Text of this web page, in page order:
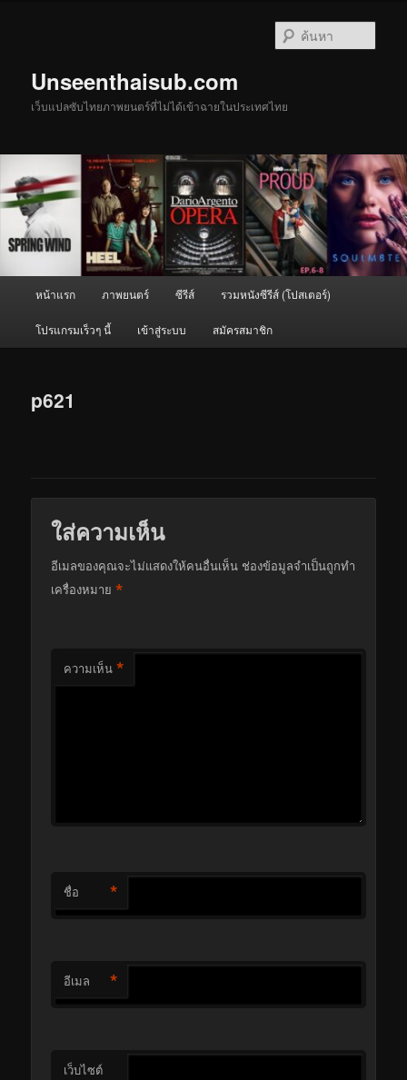
Unseenthaisub.com
เว็บแปลซับไทยภาพยนตร์ที่ไม่ได้เข้าฉายในประเทศไทย
หน้าแรก ภาพยนตร์ ซีรีส์ รวมหนังซีรีส์ (โปสเตอร์)
โปรแกรมเร็วๆ นี้ เข้าสู่ระบบ สมัครสมาชิก
p621
ใส่ความเห็น
อีเมลของคุณจะไม่แสดงให้คนอื่นเห็น ช่องข้อมูลจำเป็นถูกทำ
เครื่องหมาย*
ความเห็น *
ชื่อ *
อีเมล *
เว็บไซต์